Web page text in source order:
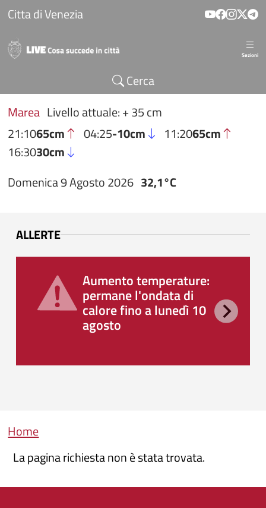
Salta al contenuto principale
Citta di Venezia
Sezioni
Cerca
Marea Livello attuale: + 35 cm
21:1065cm 04:25-10cm 11:2065cm
16:3030cm
Domenica 9 Agosto 2026 32,1°C
ALLERTE
Aumento temperature:
permane l'ondata di
calore fino a lunedì 10
agosto
Briciole di pane
Home
La pagina richiesta non è stata trovata.